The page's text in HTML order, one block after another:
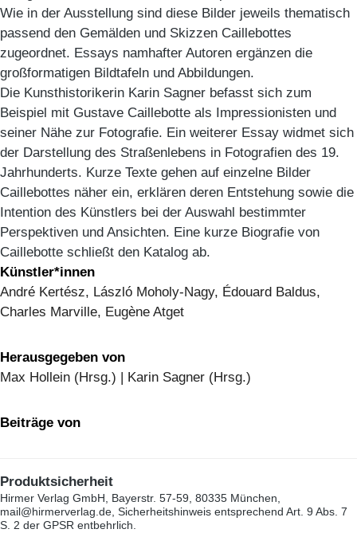
Wie in der Ausstellung sind diese Bilder jeweils thematisch
passend den Gemälden und Skizzen Caillebottes
zugeordnet. Essays namhafter Autoren ergänzen die
großformatigen Bildtafeln und Abbildungen.
Die Kunsthistorikerin Karin Sagner befasst sich zum
Beispiel mit Gustave Caillebotte als Impressionisten und
seiner Nähe zur Fotografie. Ein weiterer Essay widmet sich
der Darstellung des Straßenlebens in Fotografien des 19.
Jahrhunderts. Kurze Texte gehen auf einzelne Bilder
Caillebottes näher ein, erklären deren Entstehung sowie die
Intention des Künstlers bei der Auswahl bestimmter
Perspektiven und Ansichten. Eine kurze Biografie von
Caillebotte schließt den Katalog ab.
Künstler*innen
André Kertész, László Moholy-Nagy, Édouard Baldus,
Charles Marville, Eugène Atget
Herausgegeben von
Max Hollein (Hrsg.) | Karin Sagner (Hrsg.)
Beiträge von
Produktsicherheit
Hirmer Verlag GmbH, Bayerstr. 57-59, 80335 München,
mail@hirmerverlag.de, Sicherheitshinweis entsprechend Art. 9 Abs. 7
S. 2 der GPSR entbehrlich.